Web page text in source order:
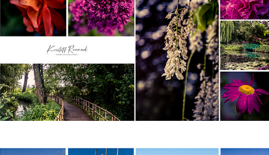
2021
Jardin de Claude Monet